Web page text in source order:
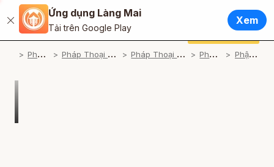
Đóng
Ứng dụng Làng Mai
Tải trên Google Play
Xem
Tiếng Việt
English / Tiếng Anh
Français / Tiếng Pháp
Ứng dụng Làng Mai
Cúng dường
P
háp Thoại P
háp Thoại Thiền Sư Thích Nhất Hạnh P
háp Thoại Theo Bộ An Cư Kiết Đông P
háp Thoại Video P
hật Pháp Căn Bản